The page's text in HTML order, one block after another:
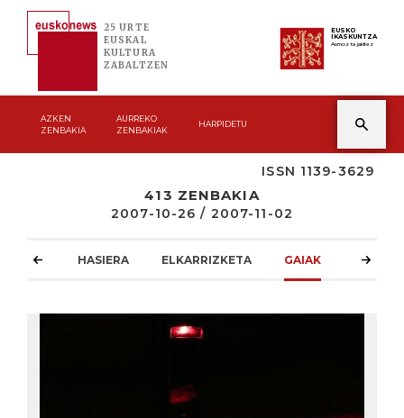
25 URTE
EUSKAL
KULTURA
ZABALTZEN
EUSKO
IKASKUNTZA
Asmoz ta jakitez
AZKEN
ZENBAKIA
AURREKO
ZENBAKIAK
HARPIDETU
ISSN 1139-3629
413 ZENBAKIA
2007-10-26 / 2007-11-02
HASIERA ELKARRIZKETA GAIAK